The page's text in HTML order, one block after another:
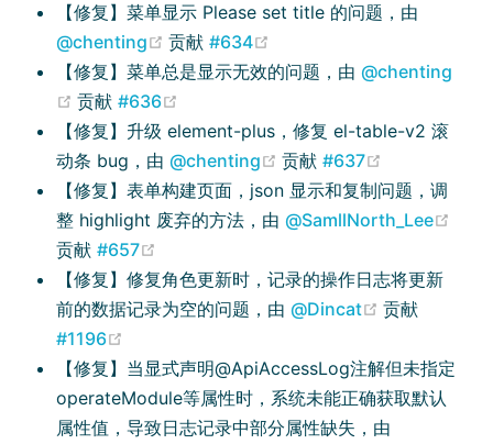
【修复】菜单显示 Please set title 的问题，由
@chenting
(opens new window)
贡献#634
【修复】菜单总是显示无效的问题，由@chenting
(opens new window)
贡献#636
【修复】升级 element-plus，修复 el-table-v2 滚
动条 bug，由@chenting (opens new window)
贡献#637
【修复】表单构建页面，json 显示和复制问题，调
整 highlight 废弃的方法，由@SamllNorth_Lee
贡献#657
【修复】修复角色更新时，记录的操作日志将更新
前的数据记录为空的问题，由@Dincat (opens new
贡献
#1196
【修复】当显式声明@ApiAccessLog注解但未指定
operateModule等属性时，系统未能正确获取默认
属性值，导致日志记录中部分属性缺失，由